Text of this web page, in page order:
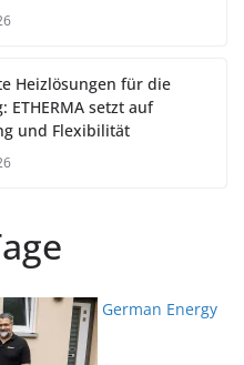
Heizlösungen für die
ETHERMA setzt auf
und Flexibilität
German Energy